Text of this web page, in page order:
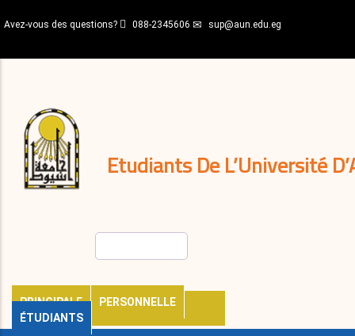
au
principal
Avez-vous des questions? 088-2345606 sup@aun.edu.eg
Etudiants De L’Université
PRINCIPALE
PERSONNELLE
ÉTUDIANTS
décisions
Expatriés
Journal